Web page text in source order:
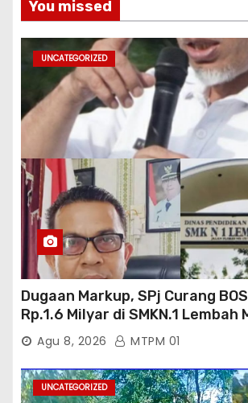
You missed
UNCATEGORIZED
Dugaan Markup, SPj Curang
Rp.1.6 Milyar di SMKN.1
: Kajati Sumbar Panggil dan
Agu 8, 2026 MTPM 01
UNCATEGORIZED